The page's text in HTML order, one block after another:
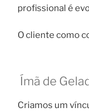
profissional é
O cliente como
Ímã de
Criamos um